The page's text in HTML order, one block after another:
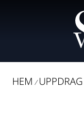
HEM / UPPDRAG